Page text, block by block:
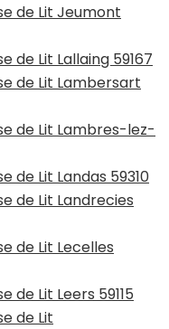
de Lit Jeumont
de Lit Lallaing 59167
de Lit Lambersart
de Lit Lambres-lez-
de Lit Landas 59310
de Lit Landrecies
de Lit Lecelles
de Lit Leers 59115
de Lit